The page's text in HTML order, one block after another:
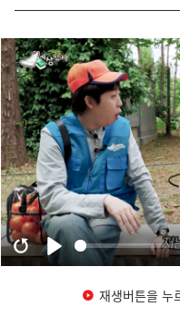
재생버튼을 누